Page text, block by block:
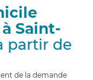
à Saint-
partir de
de la demande